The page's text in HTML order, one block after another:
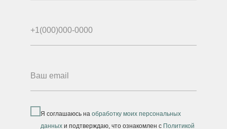
Я соглашаюсь на обработку моих персональных
данных и подтверждаю, что ознакомлен с Политикой